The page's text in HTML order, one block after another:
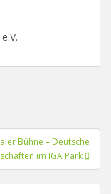
Bühne – Deutsche
im IGA Park